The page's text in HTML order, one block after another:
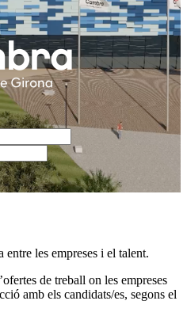
les empreses i el talent.
de treball on les empreses
amb els candidats/es, segons el